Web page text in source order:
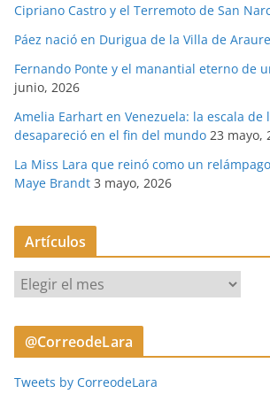
Cipriano Castro y el Terremoto de San
Páez nació en Durigua de la Villa de Araure
Fernando Ponte y el manantial eterno de
junio, 2026
Amelia Earhart en Venezuela: la escala de
desapareció en el fin del mundo 23 mayo,
La Miss Lara que reinó como un
Maye Brandt 3 mayo, 2026
Artículos
r
t
u
@CorreodeLara
Tweets by CorreodeLara